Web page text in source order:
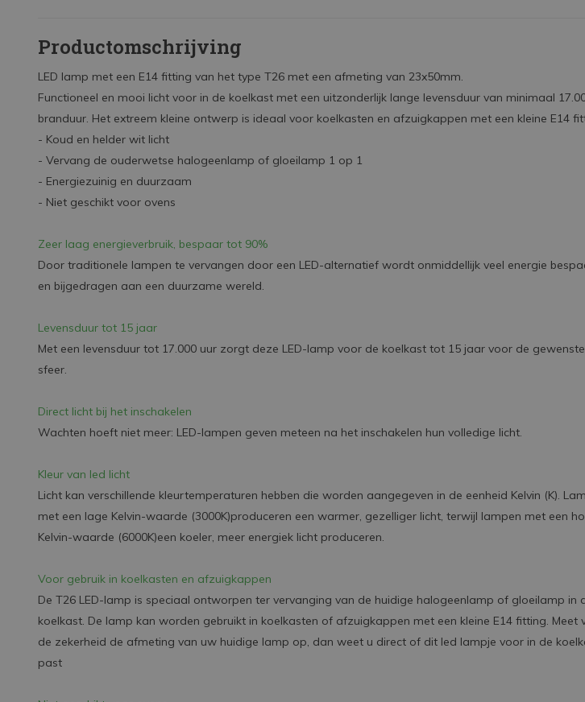
Productomschrijving
LED lamp met een E14 fitting van het type T26 met een afmeting van 23x50mm.
Functioneel en mooi licht voor in de koelkast met een uitzonderlijk lange levensduur van minimaal
branduur. Het extreem kleine ontwerp is ideaal voor koelkasten en afzuigkappen met een kleine E14
- Koud en helder wit licht
- Vervang de ouderwetse halogeenlamp of gloeilamp 1 op 1
- Energiezuinig en duurzaam
- Niet geschikt voor ovens
Zeer laag energieverbruik, bespaar tot 90%
Door traditionele lampen te vervangen door een LED-alternatief wordt onmiddellijk veel energie
en bijgedragen aan een duurzame wereld.
Levensduur tot 15 jaar
Met een levensduur tot 17.000 uur zorgt deze LED-lamp voor de koelkast tot 15 jaar voor de gewenste
sfeer.
Direct licht bij het inschakelen
Wachten hoeft niet meer: LED-lampen geven meteen na het inschakelen hun volledige licht.
Kleur van led licht
Licht kan verschillende kleurtemperaturen hebben die worden aangegeven in de eenheid Kelvin (K).
met een lage Kelvin-waarde (3000K)produceren een warmer, gezelliger licht, terwijl lampen met een
Kelvin-waarde (6000K)een koeler, meer energiek licht produceren.
Voor gebruik in koelkasten en afzuigkappen
De T26 LED-lamp is speciaal ontworpen ter vervanging van de huidige halogeenlamp of gloeilamp in
koelkast. De lamp kan worden gebruikt in koelkasten of afzuigkappen met een kleine E14 fitting. Meet
de zekerheid de afmeting van uw huidige lamp op, dan weet u direct of dit led lampje voor in de
past